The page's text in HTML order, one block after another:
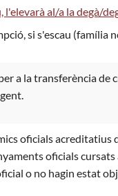
l'elevarà al/a la degà/
si s'escau (família
a la transferència de
oficials acreditatius
oficials
o no hagin estat